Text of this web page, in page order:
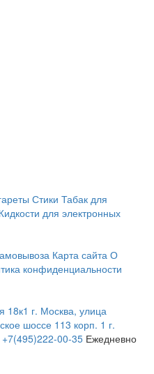
Стики Табак для
для электронных
Карта сайта О
конфиденциальности
18к1 г. Москва, улица
шоссе 113 корп. 1 г.
+7(495)222-00-35 Ежедневно